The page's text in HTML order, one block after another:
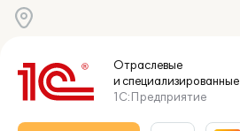
Отраслевые
и специализированные
1С:Предприятие